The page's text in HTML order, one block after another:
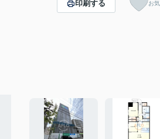
印刷する お